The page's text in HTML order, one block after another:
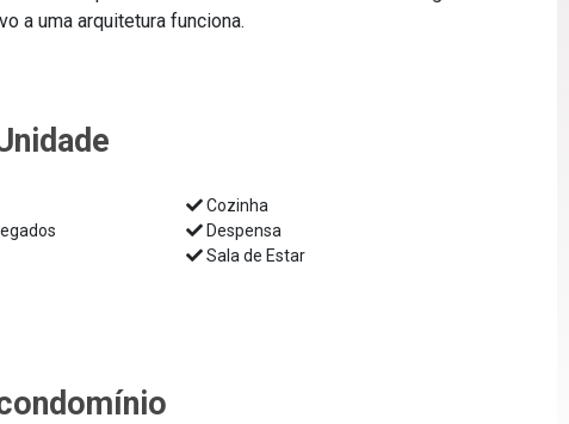
a uma arquitetura funciona.
Cozinha
Despensa
Sala de Estar